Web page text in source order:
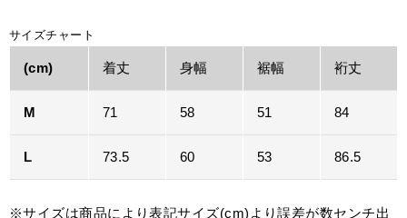
サイズチャート
(cm) 着丈 身幅 裾幅 裄丈
M 71 58 51 84
L 73.5 60 53 86.5
※サイズは商品により表記サイズ(cm)より誤差が数センチ出